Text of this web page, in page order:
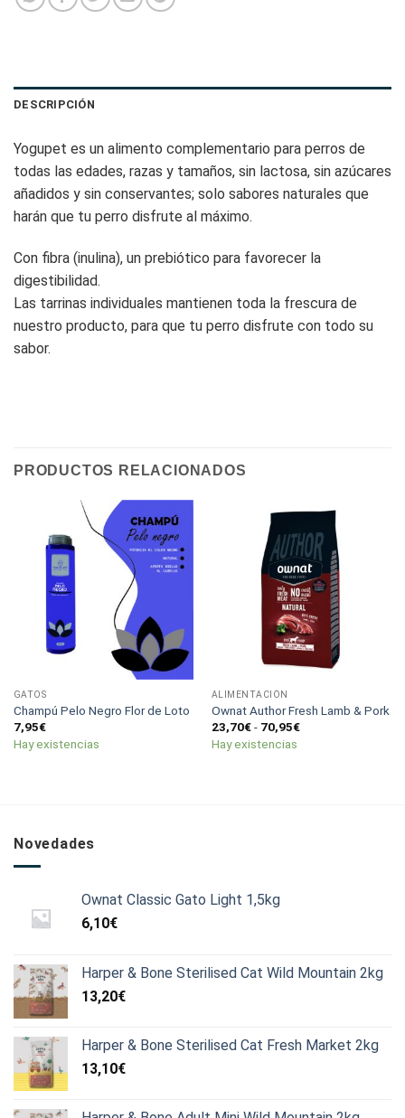
DESCRIPCIÓN
Yogupet es un alimento complementario para perros de
todas las edades, razas y tamaños, sin lactosa, sin azúcares
añadidos y sin conservantes; solo sabores naturales que
harán que tu perro disfrute al máximo.
Con fibra (inulina), un prebiótico para favorecer la
digestibilidad.
Las tarrinas individuales mantienen toda la frescura de
nuestro producto, para que tu perro disfrute con todo su
sabor.
PRODUCTOS RELACIONADOS
GATOS
Champú Pelo Negro Flor de Loto
7,95€
Hay existencias
ALIMENTACIÓN
Ownat Author Fresh Lamb & Pork
23,70€ - 70,95€Rango
Hay existencias
Novedades
Ownat Classic Gato Light 1,5kg
6,10€
Harper & Bone Sterilised Cat Wild Mountain 2kg
13,20€
Harper & Bone Sterilised Cat Fresh Market 2kg
13,10€